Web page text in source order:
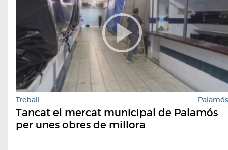
Treball Palamós
Tancat el mercat municipal de Palamós
per unes obres de millora